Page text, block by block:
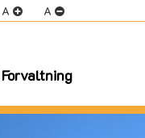
A A
Forvaltning